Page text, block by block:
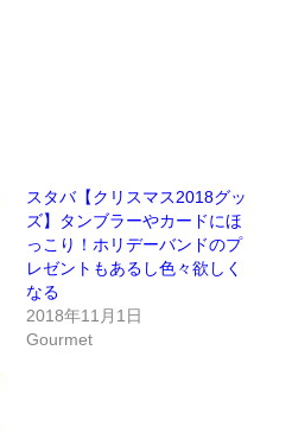
スタバ【クリスマス2018グッ
ズ】タンブラーやカードにほ
っこり！ホリデーバンドのプ
レゼントもあるし色々欲しく
なる
2018年11月1日
Gourmet